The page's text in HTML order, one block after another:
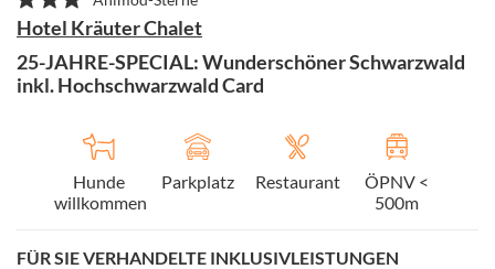
Hotel Kräuter Chalet
25-JAHRE-SPECIAL: Wunderschöner Schwarzwald
inkl. Hochschwarzwald Card
Hunde
willkommen
Parkplatz Restaurant
ÖPNV <
500m
FÜR SIE VERHANDELTE INKLUSIVLEISTUNGEN